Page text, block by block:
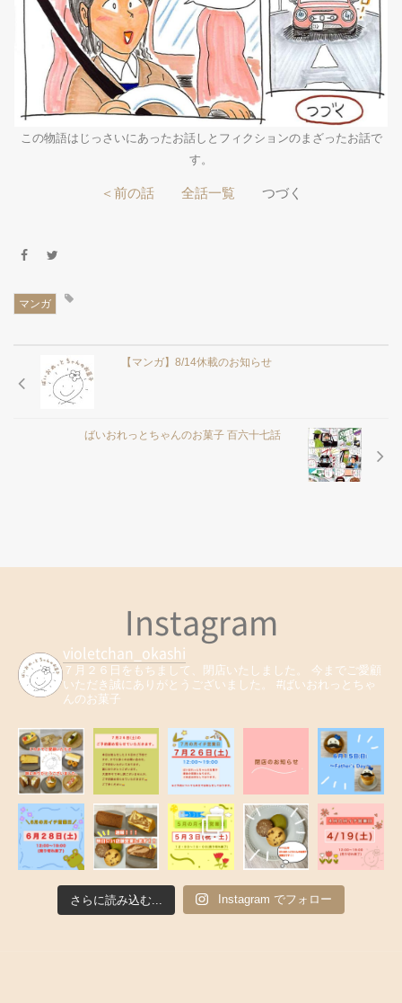
この物語はじっさいにあったお話しとフィクションのまざったお話で
す。
＜前の話 全話一覧 つづく
マンガ
【マンガ】8/14休載のお知らせ
ばいおれっとちゃんのお菓子 百六十七話
Instagram
violetchan_okashi
７月２６日をもちまして、閉店いたしました。
今までご愛顧
いただき誠にありがとうございました。
#ばいおれっとちゃ
んのお菓子
さらに読み込む... Instagram でフォロー